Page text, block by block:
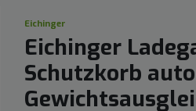
Eichinger
Eichinger
Schutzkorb